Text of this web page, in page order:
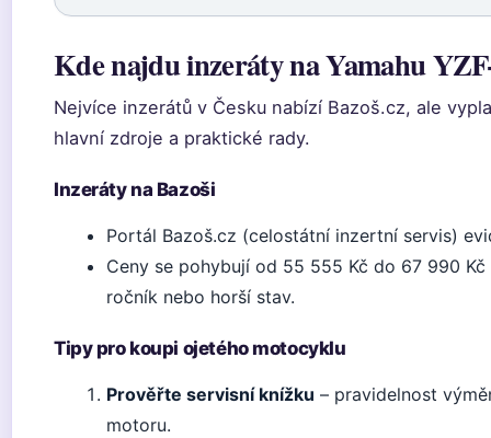
Kde najdu inzeráty na Yamahu
Nejvíce inzerátů v Česku nabízí Bazoš.cz, ale
hlavní zdroje a praktické rady.
Inzeráty na Bazoši
Portál Bazoš.cz (celostátní inzertní servis)
Ceny se pohybují od 55 555 Kč do 67 990
ročník nebo horší stav.
Tipy pro koupi ojetého motocyklu
Prověřte servisní knížku – pravidelnost
motoru.